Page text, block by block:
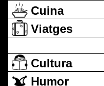
Cuina
Viatges
Cultura
Humor